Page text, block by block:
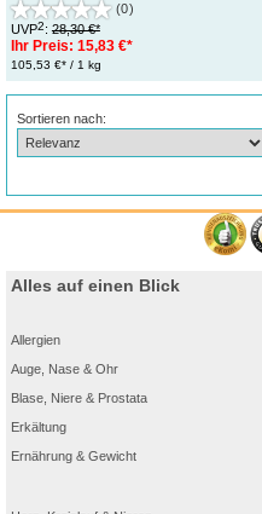
(0)
UVP2: 28,30 €*
Ihr Preis: 15,83 €*
105,53 €* / 1 kg
Sortieren nach:
Alles auf einen Blick
Allergien
Auge, Nase & Ohr
Blase, Niere & Prostata
Erkältung
Ernährung & Gewicht